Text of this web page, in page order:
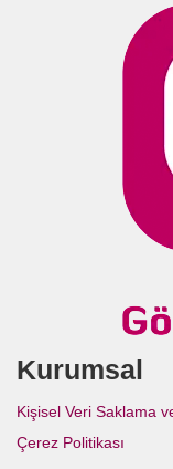
Kurumsal
Kişisel Veri Saklama
Çerez Politikası